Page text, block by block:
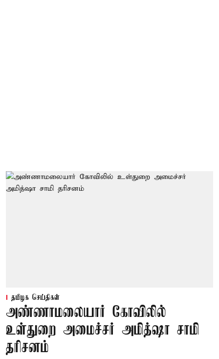
தமிழக செய்திகள்
அண்ணாமலையார் கோவிலில்
உள்துறை அமைச்சர் அமித்ஷா சாமி
தரிசனம்